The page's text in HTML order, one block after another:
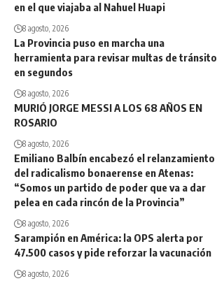
en el que viajaba al Nahuel Huapi
8 agosto, 2026
La Provincia puso en marcha una
herramienta para revisar multas de tránsito
en segundos
8 agosto, 2026
MURIÓ JORGE MESSI A LOS 68 AÑOS EN
ROSARIO
8 agosto, 2026
Emiliano Balbín encabezó el relanzamiento
del radicalismo bonaerense en Atenas:
“Somos un partido de poder que va a dar
pelea en cada rincón de la Provincia”
8 agosto, 2026
Sarampión en América: la OPS alerta por
47.500 casos y pide reforzar la vacunación
8 agosto, 2026